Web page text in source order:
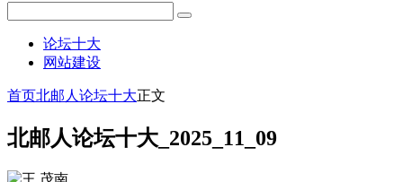
论坛十大
网站建设
首页北邮人论坛十大正文
北邮人论坛十大_2025_11_09